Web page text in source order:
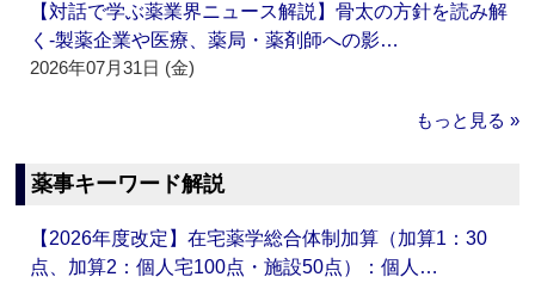
【対話で学ぶ薬業界ニュース解説】骨太の方針を読み解
く‐製薬企業や医療、薬局・薬剤師への影…
2026年07月31日 (金)
もっと見る »
薬事キーワード解説
【2026年度改定】在宅薬学総合体制加算（加算1：30
点、加算2：個人宅100点・施設50点）：個人…